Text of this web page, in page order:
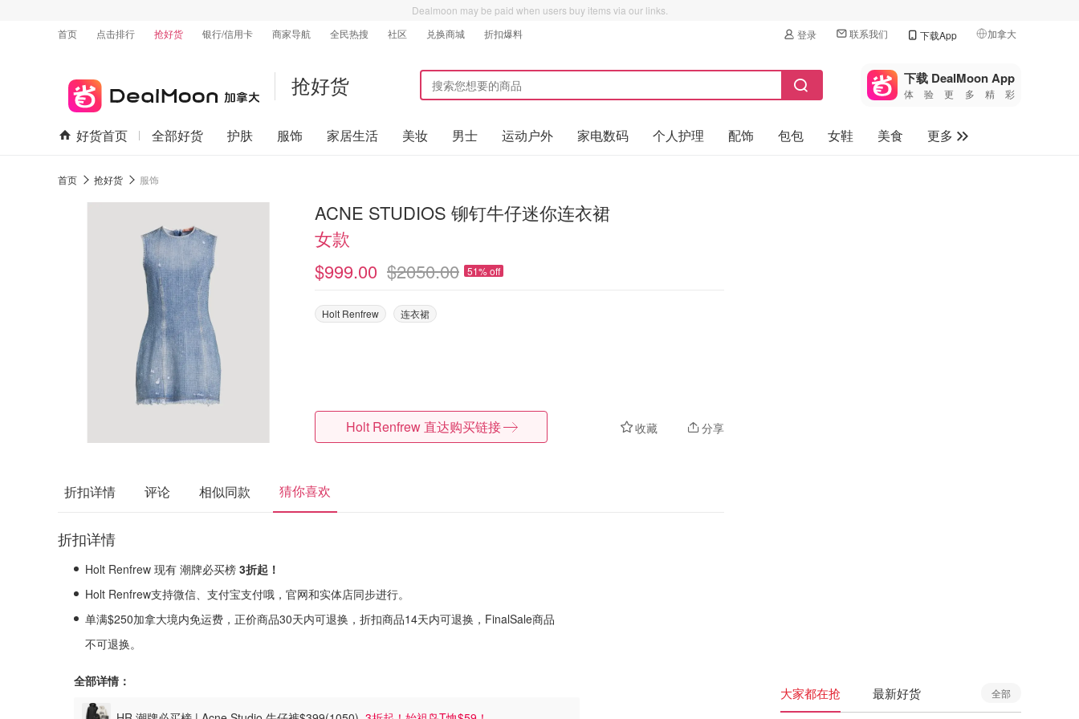
Dealmoon may be paid when users buy items via our links.
首页
点击排行 抢好货 银行/信用卡 商家导航 全民热搜 社区 兑换商城 折扣爆料 登录 联系我们 下载App 加拿大
🇺🇸
美国
🇨🇳中国
🇨🇦加拿大
抢好货 下载 DealMoon App
体验更多精彩
好货首页 全部好货 护肤 服饰 家居生活 美妆 男士 运动户外 家电数码 个人护理 配饰 包包 女鞋 美食
更多
首页 抢好货 服饰
ACNE STUDIOS 铆钉牛仔迷你连衣裙
女款
$999.00 $2050.00 51% off
Holt Renfrew 连衣裙
收藏 分享
Holt Renfrew 直达购买链接
折扣详情 评论 相似同款 猜你喜欢
折扣详情
Holt Renfrew 现有 潮牌必买榜 3折起！
Holt Renfrew支持微信、支付宝支付哦，官网和实体店同步进行。
单满$250加拿大境内免运费，正价商品30天内可退换，折扣商品14天内可退换，FinalSale商品
不可退换。
全部详情：
大家都在抢 最新好货 全部